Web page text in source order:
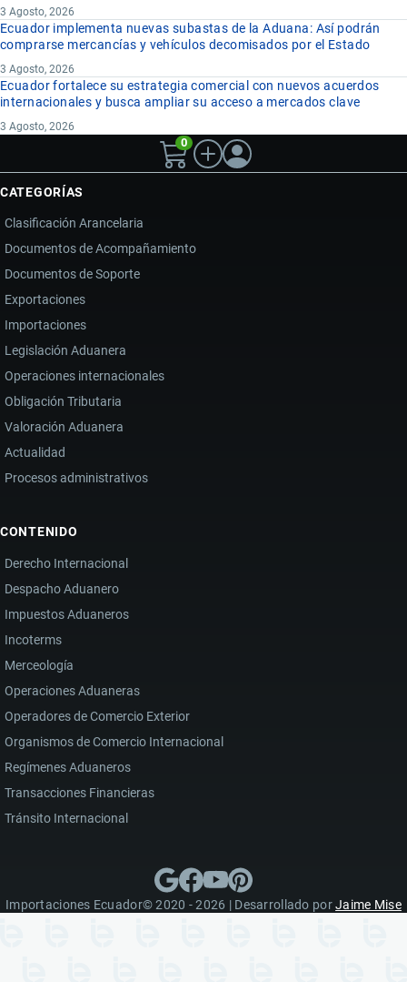
3 Agosto, 2026
Ecuador implementa nuevas subastas de la Aduana: Así podrán
comprarse mercancías y vehículos decomisados por el Estado
3 Agosto, 2026
Ecuador fortalece su estrategia comercial con nuevos acuerdos
internacionales y busca ampliar su acceso a mercados clave
3 Agosto, 2026
0
CATEGORÍAS
Clasificación Arancelaria
Documentos de Acompañamiento
Documentos de Soporte
Exportaciones
Importaciones
Legislación Aduanera
Operaciones internacionales
Obligación Tributaria
Valoración Aduanera
Actualidad
Procesos administrativos
CONTENIDO
Derecho Internacional
Despacho Aduanero
Impuestos Aduaneros
Incoterms
Merceología
Operaciones Aduaneras
Operadores de Comercio Exterior
Organismos de Comercio Internacional
Regímenes Aduaneros
Transacciones Financieras
Tránsito Internacional
Importaciones Ecuador© 2020 - 2026 | Desarrollado porJaime Mise